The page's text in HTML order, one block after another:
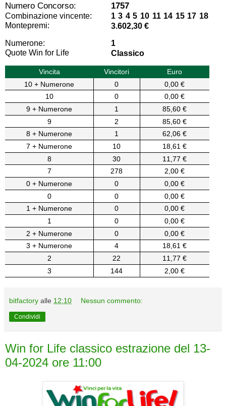
Numero Concorso: 1757
Combinazione vincente:
1 3 4 5 10 11 14 15 17 18
Montepremi:
3.602,30 €
Numerone:
1
Quote Win for Life
Classico
Vincita Vincitori
Euro
10 + Numerone
0
0,00 €
10
0
0,00 €
9 + Numerone
1
85,60 €
9
2
85,60 €
8 + Numerone
1
62,06 €
7 + Numerone
10
18,61 €
8
30
11,77 €
7
278
2,00 €
0 + Numerone
0
0,00 €
0
0
0,00 €
1 + Numerone
0
0,00 €
1
0
0,00 €
2 + Numerone
0
0,00 €
3 + Numerone
4
18,61 €
2
22
11,77 €
3
144 2,00 €
bitfactory alle 12:10 Nessun commento:
Condividi
Win for Life classico estrazione del 13-
04-2024 ore 11:00